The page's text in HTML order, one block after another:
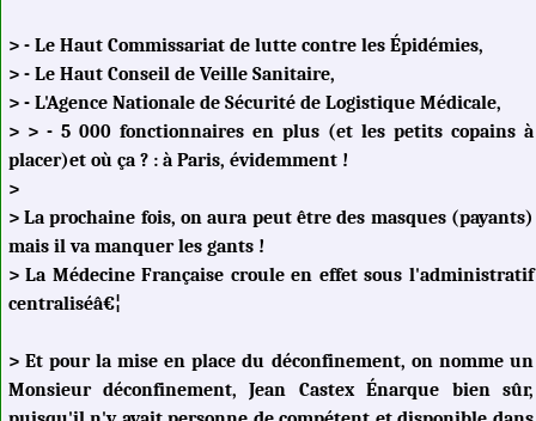
> - Le Haut Commissariat de lutte contre les Épidémies,
> - Le Haut Conseil de Veille Sanitaire,
> - L'Agence Nationale de Sécurité de Logistique Médicale,
> > - 5 000 fonctionnaires en plus (et les petits copains à
placer)et où ça ? : à Paris, évidemment !
>
> La prochaine fois, on aura peut être des masques (payants)
mais il va manquer les gants !
> La Médecine Française croule en effet sous l'administratif
centraliséâ€¦
> Et pour la mise en place du déconfinement, on nomme un
Monsieur déconfinement, Jean Castex Énarque bien sûr,